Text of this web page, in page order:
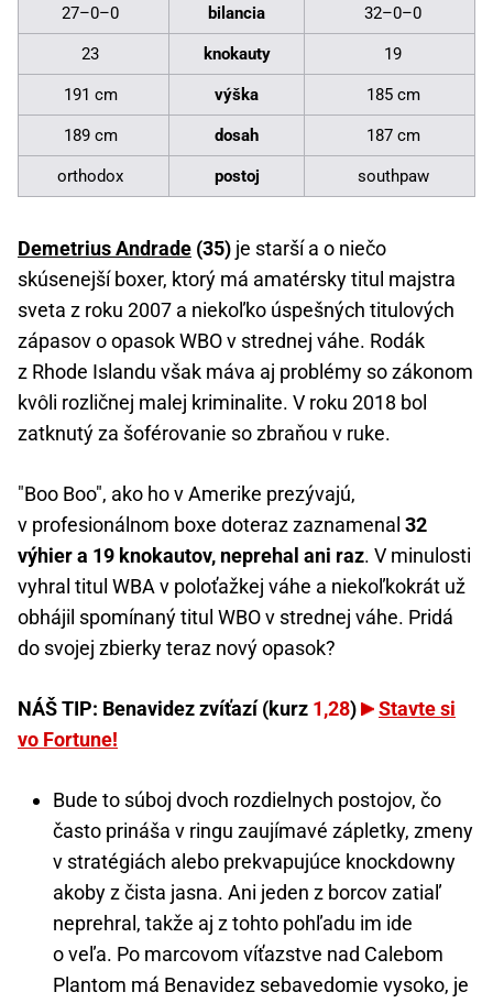
27–0–0 bilancia 32–0–0
23 knokauty 19
191 cm výška 185 cm
189 cm dosah 187 cm
orthodox postoj southpaw
Demetrius Andrade (35) je starší a o niečo
skúsenejší boxer, ktorý má amatérsky titul majstra
sveta z roku 2007 a niekoľko úspešných titulových
zápasov o opasok WBO v strednej váhe. Rodák
z Rhode Islandu však máva aj problémy so zákonom
kvôli rozličnej malej kriminalite. V roku 2018 bol
zatknutý za šoférovanie so zbraňou v ruke.
"Boo Boo", ako ho v Amerike prezývajú,
v profesionálnom boxe doteraz zaznamenal 32
výhier a 19 knokautov, neprehal ani raz. V minulosti
vyhral titul WBA v poloťažkej váhe a niekoľkokrát už
obhájil spomínaný titul WBO v strednej váhe. Pridá
do svojej zbierky teraz nový opasok?
NÁŠ TIP: Benavidez zvíťazí (kurz 1,28)
Stavte si
vo Fortune!
Bude to súboj dvoch rozdielnych postojov, čo
často prináša v ringu zaujímavé zápletky, zmeny
v stratégiách alebo prekvapujúce knockdowny
akoby z čista jasna. Ani jeden z borcov zatiaľ
neprehral, takže aj z tohto pohľadu im ide
o veľa. Po marcovom víťazstve nad Calebom
Plantom má Benavidez sebavedomie vysoko, je